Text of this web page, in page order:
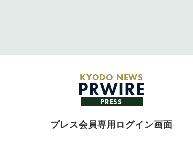
KYODO NEWS
PRWIRE
PRESS
プレス会員専用ログイン画面